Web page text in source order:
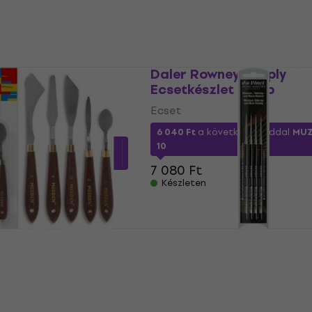
A doboz 25 x
kóddalMUZMUZ-
Daler Rowney Simply
Ecsetkészlet 25 db
Ecset
6 040 Fta következő kóddal
10
7 080 Ft
Készleten